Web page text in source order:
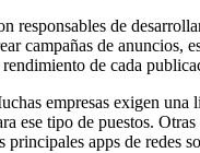
responsables de
campañas de anuncios,
rendimiento de cada
empresas exigen
ese tipo de puestos.
principales apps de redes